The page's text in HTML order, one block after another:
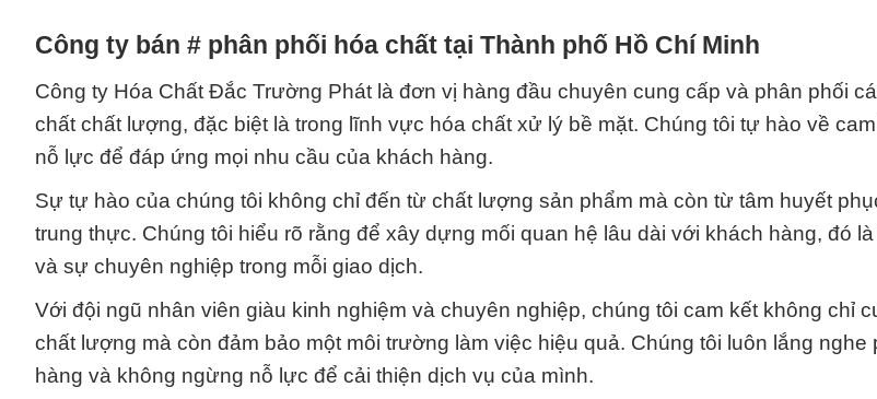
Công ty bán # phân phối hóa chất tại Thành phố Hồ Chí Minh
Công ty Hóa Chất Đắc Trường Phát là đơn vị hàng đầu chuyên cung cấp và phân phối
chất chất lượng, đặc biệt là trong lĩnh vực hóa chất xử lý bề mặt. Chúng tôi tự hào về
nỗ lực để đáp ứng mọi nhu cầu của khách hàng.
Sự tự hào của chúng tôi không chỉ đến từ chất lượng sản phẩm mà còn từ tâm huyết
trung thực. Chúng tôi hiểu rõ rằng để xây dựng mối quan hệ lâu dài với khách hàng, đó
và sự chuyên nghiệp trong mỗi giao dịch.
Với đội ngũ nhân viên giàu kinh nghiệm và chuyên nghiệp, chúng tôi cam kết không chỉ
chất lượng mà còn đảm bảo một môi trường làm việc hiệu quả. Chúng tôi luôn lắng nghe
hàng và không ngừng nỗ lực để cải thiện dịch vụ của mình.